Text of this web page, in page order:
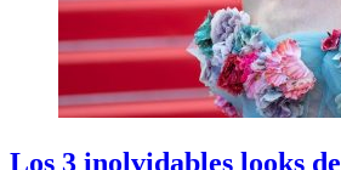
Los 3 inolvidables looks